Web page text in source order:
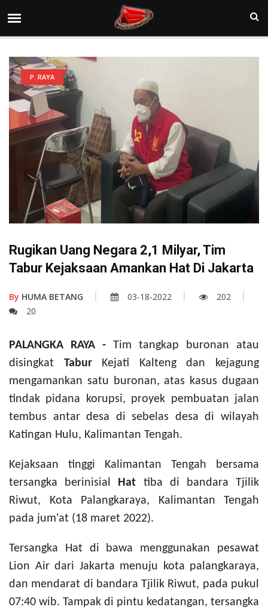
P. RAYA
Rugikan Uang Negara 2,1 Milyar, Tim
Tabur Kejaksaan Amankan Hat Di Jakarta
By HUMA BETANG 03-18-2022
202
20
PALANGKA RAYA - Tim tangkap buronan atau
disingkat TaburKejati Kalteng dan kejagung
mengamankan satu buronan, atas kasus dugaan
tindak pidana korupsi, proyek pembuatan jalan
tembus antar desa di sebelas desa di wilayah
Katingan Hulu, Kalimantan Tengah.
Kejaksaan tinggi Kalimantan Tengah bersama
tersangka berinisial
Hat tiba di bandara Tjilik
Riwut, Kota Palangkaraya, Kalimantan Tengah
pada jum'at (18 maret 2022).
Tersangka Hat di bawa menggunakan pesawat
Lion Air dari Jakarta menuju kota palangkaraya,
dan mendarat di bandara Tjilik Riwut, pada pukul
07:40 wib. Tampak di pintu kedatangan, tersangka